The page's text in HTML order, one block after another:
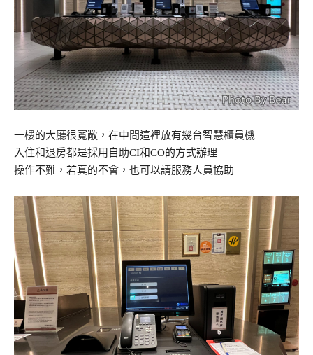
一樓的大廳很寬敞，在中間這裡放有幾台智慧櫃員機
入住和退房都是採用自助CI和CO的方式辦理
操作不難，若真的不會，也可以請服務人員協助